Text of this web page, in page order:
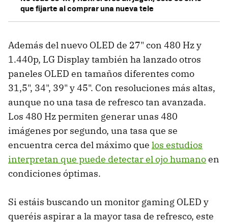
que fijarte al comprar una nueva tele
Además del nuevo OLED de 27" con 480 Hz y
1.440p, LG Display también ha lanzado otros
paneles OLED en tamaños diferentes como
31,5", 34", 39" y 45". Con resoluciones más altas,
aunque no una tasa de refresco tan avanzada.
Los 480 Hz permiten generar unas 480
imágenes por segundo, una tasa que se
encuentra cerca del máximo que los estudios
interpretan que puede detectar el ojo humanoen
condiciones óptimas.
Si estáis buscando un monitor gaming OLED y
queréis aspirar a la mayor tasa de refresco, este